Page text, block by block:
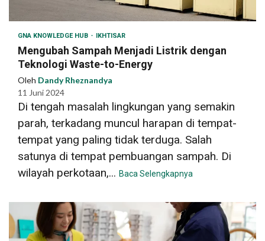
GNA KNOWLEDGE HUB IKHTISAR
Mengubah Sampah Menjadi Listrik dengan
Teknologi Waste-to-Energy
Oleh Dandy Rheznandya
11 Juni 2024
Di tengah masalah lingkungan yang semakin
parah, terkadang muncul harapan di tempat-
tempat yang paling tidak terduga. Salah
satunya di tempat pembuangan sampah. Di
wilayah perkotaan,... Baca Selengkapnya